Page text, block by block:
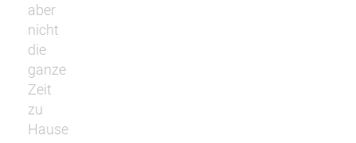
aber
nicht
die
ganze
Zeit
zu
Hause